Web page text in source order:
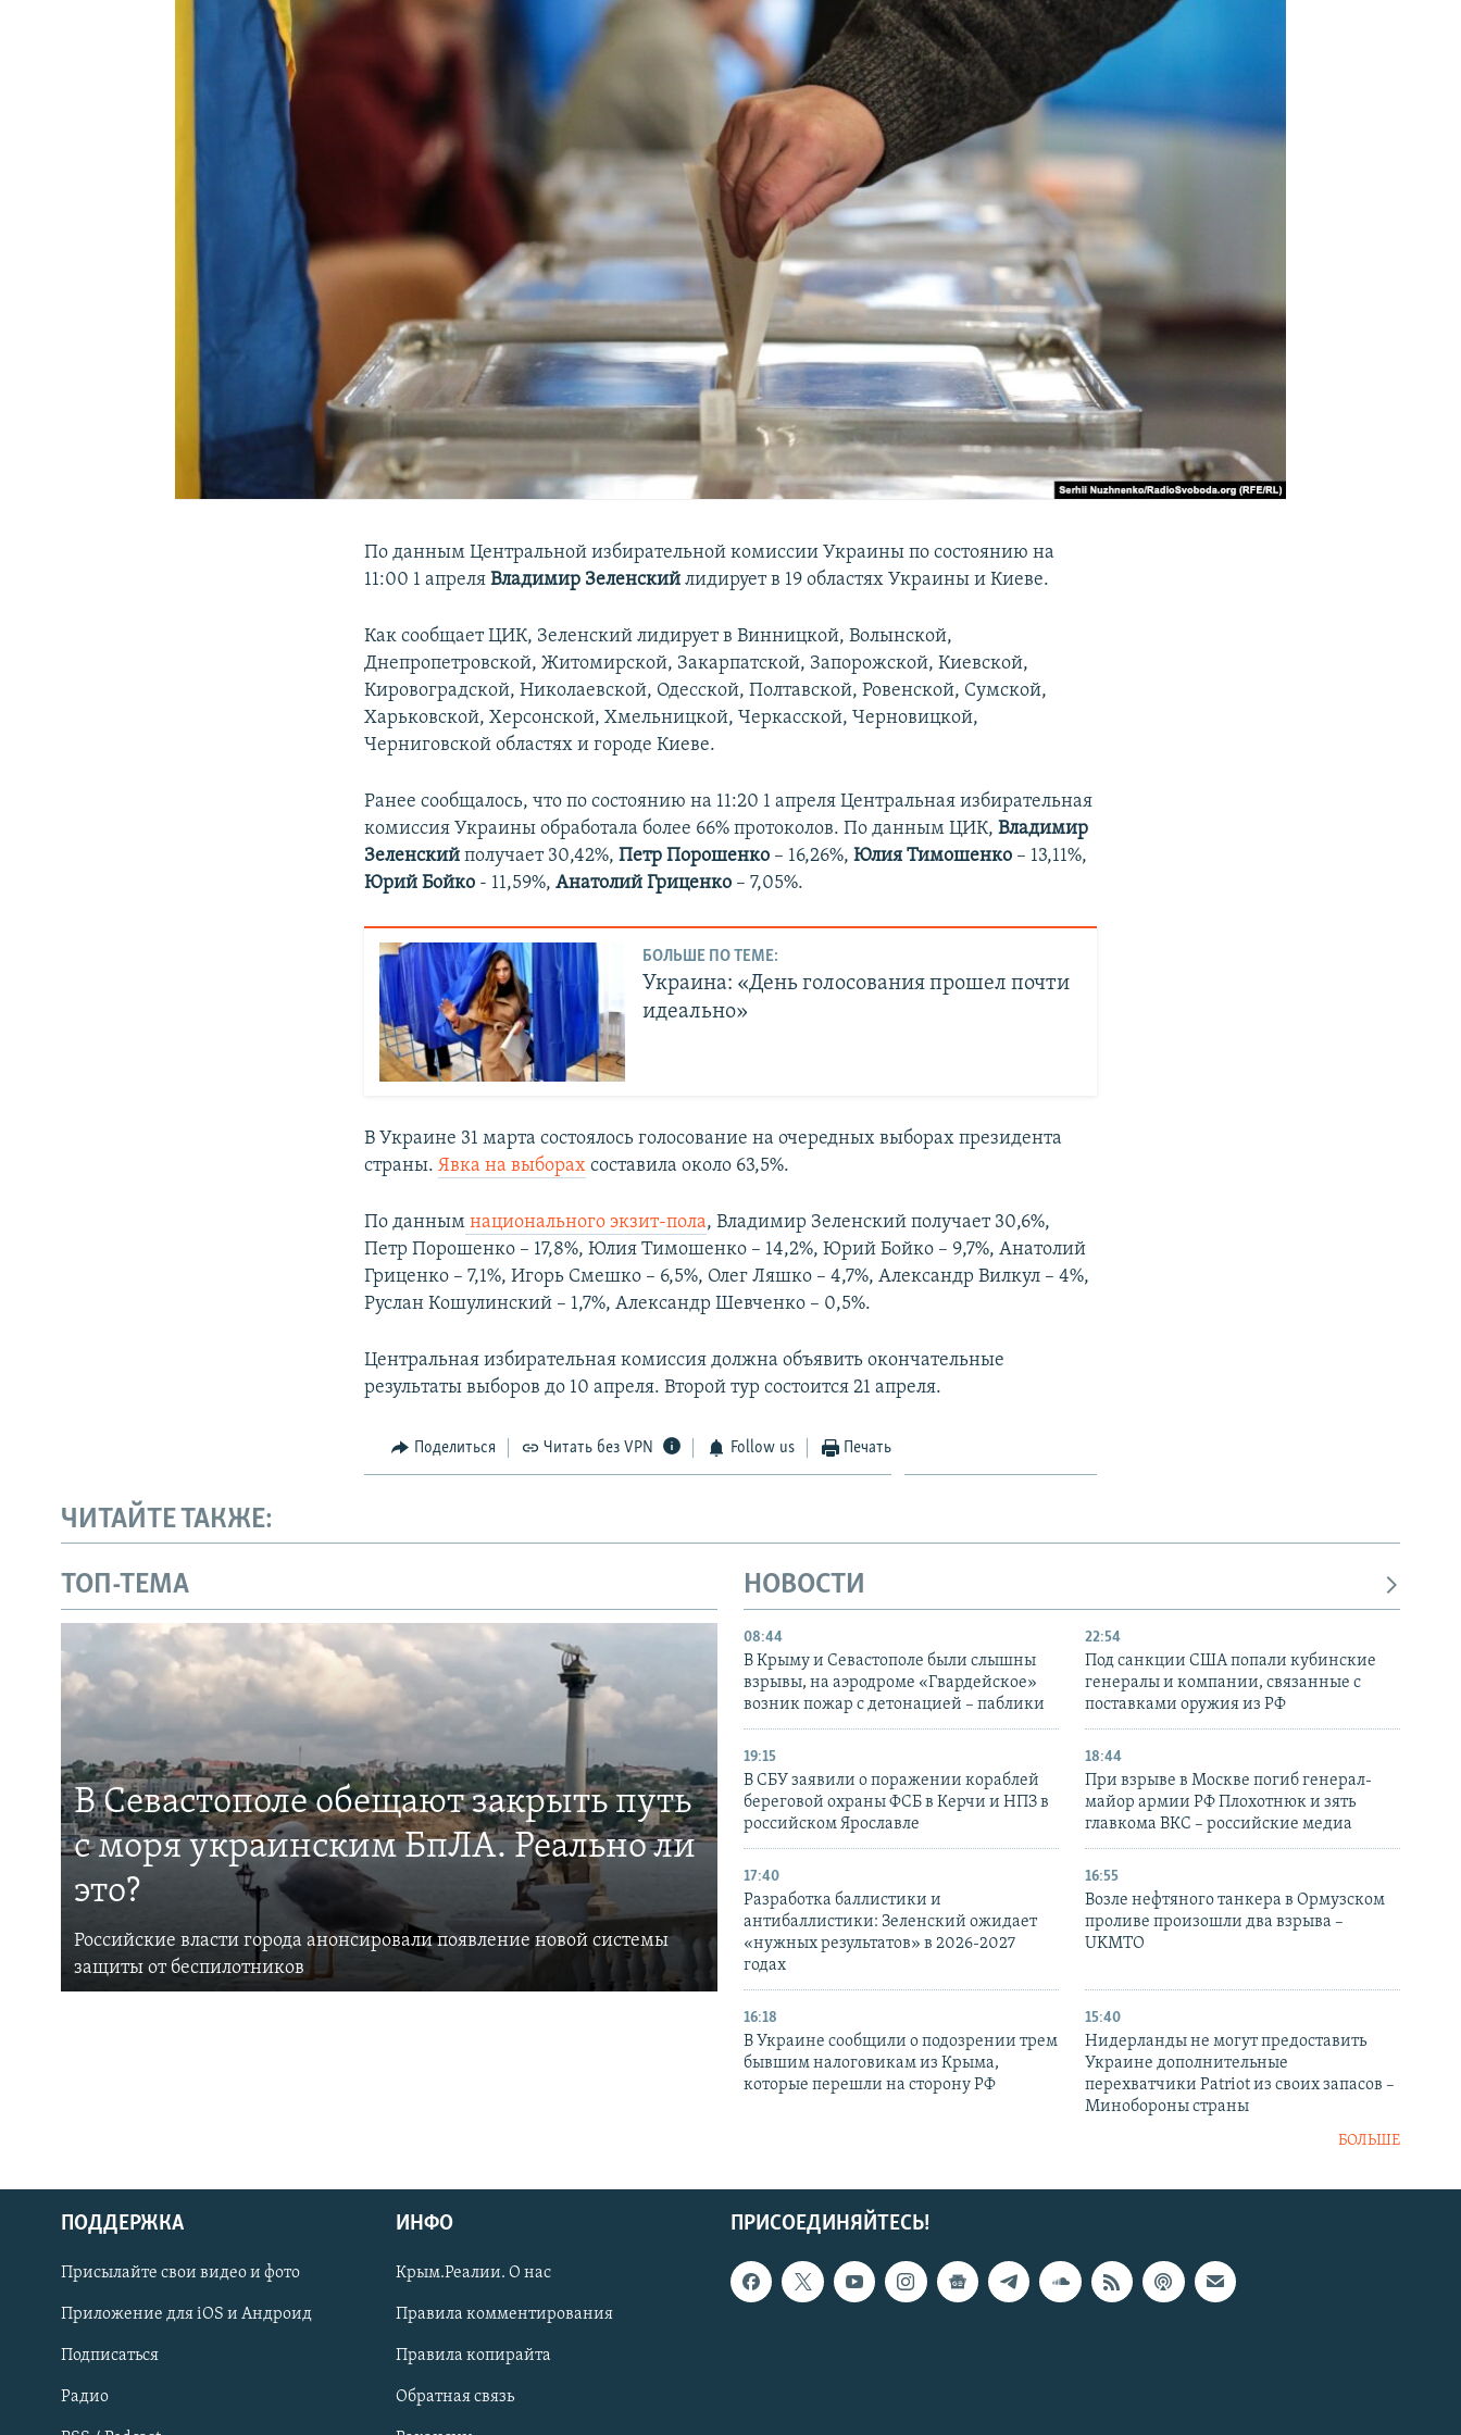
Українською
Qırımtatar
ПРИСОЕДИНЯЙТЕСЬ!
По данным Центральной избирательной комиссии Украины по состоянию на
11:00 1 апреляВладимир Зеленский лидирует в 19 областях Украины и Киеве.
Как сообщает ЦИК, Зеленский лидирует в Винницкой, Волынской,
Днепропетровской, Житомирской, Закарпатской, Запорожской, Киевской,
Кировоградской, Николаевской, Одесской, Полтавской, Ровенской, Сумской,
Харьковской, Херсонской, Хмельницкой, Черкасской, Черновицкой,
Черниговской областях и городе Киеве.
Ранее сообщалось, что по состоянию на 11:20 1 апреля Центральная избирательная
комиссия Украины обработала более 66% протоколов. По данным ЦИК,Владимир
Зеленский получает 30,42%,Петр Порошенко – 16,26%,Юлия Тимошенко – 13,11%,
Юрий Бойко - 11,59%,Анатолий Гриценко – 7,05%.
БОЛЬШЕ ПО ТЕМЕ:
Украина: «День голосования прошел почти
идеально»
В Украине 31 марта состоялось голосование на очередных выборах президента
страны.Явка на выборах составила около 63,5%.
По данным национального экзит-пола, Владимир Зеленский получает 30,6%,
Петр Порошенко – 17,8%, Юлия Тимошенко – 14,2%, Юрий Бойко – 9,7%, Анатолий
Гриценко – 7,1%, Игорь Смешко – 6,5%, Олег Ляшко – 4,7%, Александр Вилкул – 4%,
Руслан Кошулинский – 1,7%, Александр Шевченко – 0,5%.
Центральная избирательная комиссия должна объявить окончательные
результаты выборов до 10 апреля. Второй тур состоится 21 апреля.
Поделиться Читать без VPN Follow us Печать
ЧИТАЙТЕ ТАКЖЕ:
ТОП-ТЕМА
В Севастополе обещают закрыть путь
с моря украинским БпЛА. Реально ли
это?
Российские власти города анонсировали появление новой системы
защиты от беспилотников
НОВОСТИ
08:44
В Крыму и Севастополе были слышны
взрывы, на аэродроме «Гвардейское»
возник пожар с детонацией – паблики
22:54
Под санкции США попали кубинские
генералы и компании, связанные с
поставками оружия из РФ
19:15
В СБУ заявили о поражении кораблей
береговой охраны ФСБ в Керчи и НПЗ в
российском Ярославле
18:44
При взрыве в Москве погиб генерал-
майор армии РФ Плохотнюк и зять
главкома ВКС – российские медиа
17:40
Разработка баллистики и
антибаллистики: Зеленский ожидает
«нужных результатов» в 2026-2027
годах
16:55
Возле нефтяного танкера в Ормузском
проливе произошли два взрыва –
UKMTO
16:18
В Украине сообщили о подозрении трем
бывшим налоговикам из Крыма,
которые перешли на сторону РФ
15:40
Нидерланды не могут предоставить
Украине дополнительные
перехватчики Patriot из своих запасов –
Минобороны страны
БОЛЬШЕ
ПРИСОЕДИНЯЙТЕСЬ!
ПОДДЕРЖКА
Присылайте свои видео и фото
Приложение для iOS и Андроид
Подписаться
Радио
ИНФО
Крым.Реалии. О нас
Правила комментирования
Правила копирайта
Обратная связь